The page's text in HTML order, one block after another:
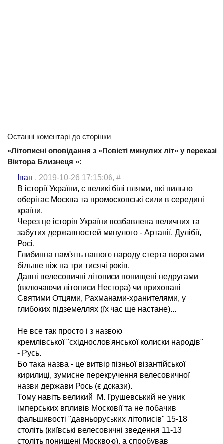
Останні коментарі до сторінки
«Літописні оповідання з «Повісті минулих літ» у переказі
Віктора Близнеця »:
Іван , 2019-10-26 17:15:06, #
В історії України, є великі білі плями, які пильно
оберігає Москва та промосковські сили в середині
країни.
Через це історія України позбавлена величних та
забутих державностей минулого - Артанії, Дулібії,
Росі.
Глибинна пам'ять нашого народу стерта ворогами
більше ніж на три тисячі років.
Давні велесовичні літописи понищені недругами
(включаючи літописи Нестора) чи приховані
Cвятими Отцями, Рахманами-хранителями, у
глибоких підземеллях (їх час ще настане)...
Не все так просто і з назвою
кремлівської "східнослов'янської колиски народів"
- Русь.
Бо така назва - це витвір пізньої візантійської
кирилиці, зумисне перекручення велесовичної
назви держави Рось (є докази).
Тому навіть великий М. Грушевський не уник
імперських впливів Московії та не побачив
фальшивості "давньоруських літописів" 15-18
століть (київські велесовичні зведення 11-13
століть понищені Москвою), а спробував